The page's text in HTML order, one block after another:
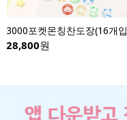
3000포켓몬칭찬도장(16개입)
28,800원